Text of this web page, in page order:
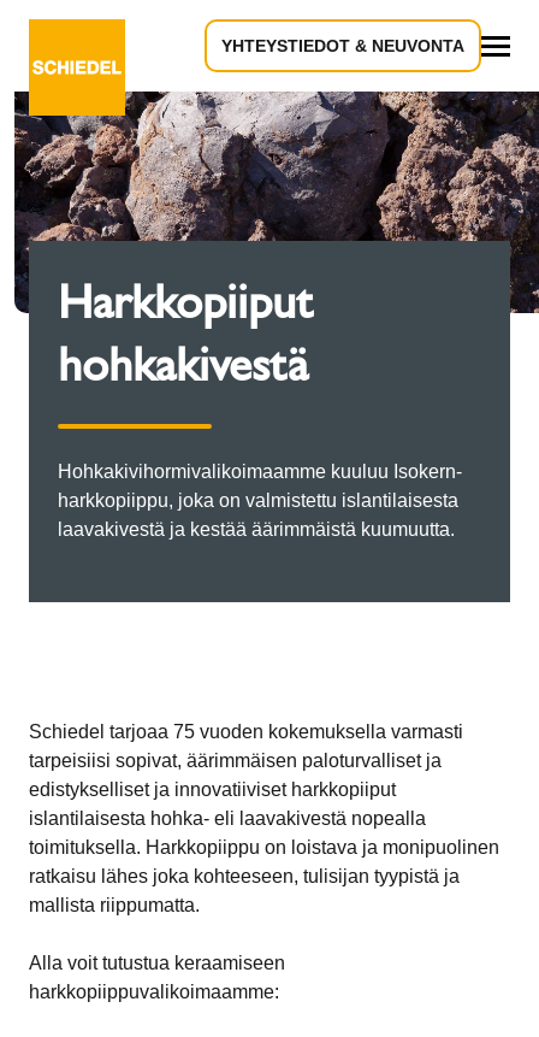
YHTEYSTIEDOT & NEUVONTA
Harkkopiiput
hohkakivestä
Hohkakivihormivalikoimaamme kuuluu Isokern-
harkkopiippu, joka on valmistettu islantilaisesta
laavakivestä ja kestää äärimmäistä kuumuutta.
Schiedel tarjoaa 75 vuoden kokemuksella varmasti
tarpeisiisi sopivat, äärimmäisen paloturvalliset ja
edistykselliset ja innovatiiviset harkkopiiput
islantilaisesta hohka- eli laavakivestä nopealla
toimituksella. Harkkopiippu on loistava ja monipuolinen
ratkaisu lähes joka kohteeseen, tulisijan tyypistä ja
mallista riippumatta.
Alla voit tutustua keraamiseen
harkkopiippuvalikoimaamme: